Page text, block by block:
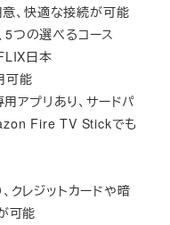
、快適な接続が可能
5つの選べるコース
日本
可能
プリあり、サードパ
Fire TV Stickでも
クレジットカードや暗
可能